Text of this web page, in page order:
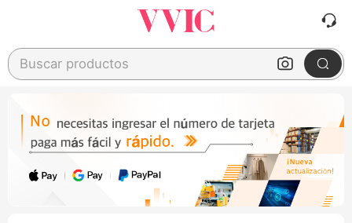
Buscar productos